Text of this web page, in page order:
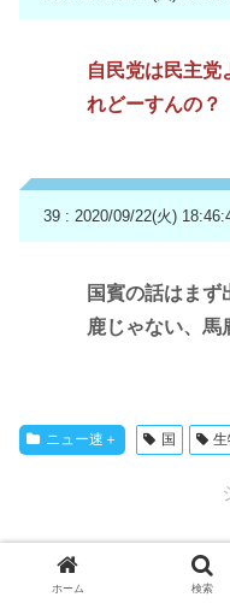
自民党は民主党
れどーすんの？
39 : 2020/09/22(火)
国賓の話はま
鹿じゃない、馬
ニュー速＋ 国 生
ホーム 検索